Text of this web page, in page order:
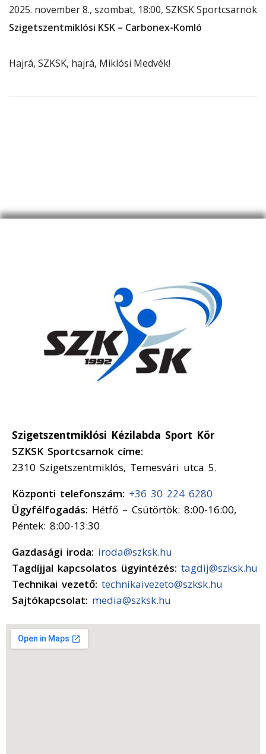
2025. november 8., szombat, 18:00, SZKSK Sportcsarnok
Szigetszentmiklósi KSK – Carbonex-Komló
Hajrá, SZKSK, hajrá, Miklósi Medvék!
Szigetszentmiklósi Kézilabda Sport Kör
SZKSK Sportcsarnok címe:
2310 Szigetszentmiklós, Temesvári utca 5.
Központi telefonszám: +36 30 224 6280
Ügyfélfogadás: Hétfő – Csütörtök: 8:00-16:00,
Péntek: 8:00-13:30
Gazdasági iroda: iroda@szksk.hu
Tagdíjjal kapcsolatos ügyintézés: tagdij@szksk.hu
Technikai vezető: technikaivezeto@szksk.hu
Sajtókapcsolat: media@szksk.hu